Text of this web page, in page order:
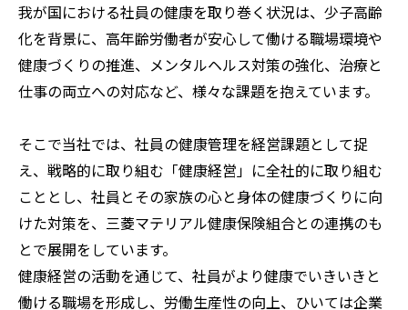
我が国における社員の健康を取り巻く状況は、少子高齢
化を背景に、高年齢労働者が安心して働ける職場環境や
健康づくりの推進、メンタルヘルス対策の強化、治療と
仕事の両立への対応など、様々な課題を抱えています。
そこで当社では、社員の健康管理を経営課題として捉
え、戦略的に取り組む「健康経営」に全社的に取り組む
こととし、社員とその家族の心と身体の健康づくりに向
けた対策を、三菱マテリアル健康保険組合との連携のも
とで展開をしています。
健康経営の活動を通じて、社員がより健康でいきいきと
働ける職場を形成し、労働生産性の向上、ひいては企業